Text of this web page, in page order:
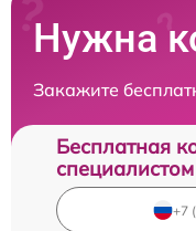
Нужна
Закажите
Бесплатная
специалистом